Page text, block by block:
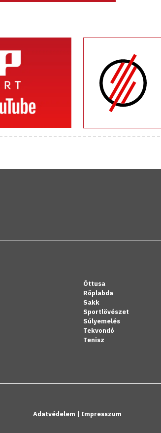
Öttusa
Röplabda
Sakk
Sportlövészet
Súlyemelés
Tekvondó
Tenisz
Adatvédelem | Impresszum